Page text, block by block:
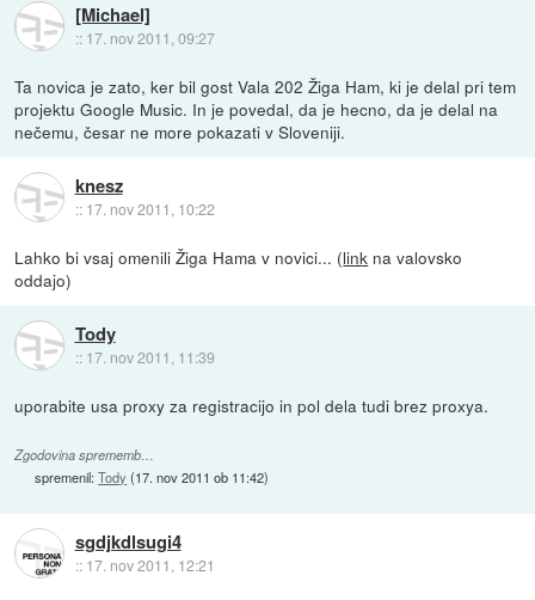
[Michael]
:: 17. nov 2011, 09:27
Ta novica je zato, ker bil gost Vala 202 Žiga Ham, ki je delal pri tem
projektu Google Music. In je povedal, da je hecno, da je delal na
nečemu, česar ne more pokazati v Sloveniji.
knesz
:: 17. nov 2011, 10:22
Lahko bi vsaj omenili Žiga Hama v novici... (link na valovsko
oddajo)
Tody
:: 17. nov 2011, 11:39
uporabite usa proxy za registracijo in pol dela tudi brez proxya.
Zgodovina sprememb…
spremenil:Tody (17. nov 2011 ob 11:42)
sgdjkdlsugi4
:: 17. nov 2011, 12:21